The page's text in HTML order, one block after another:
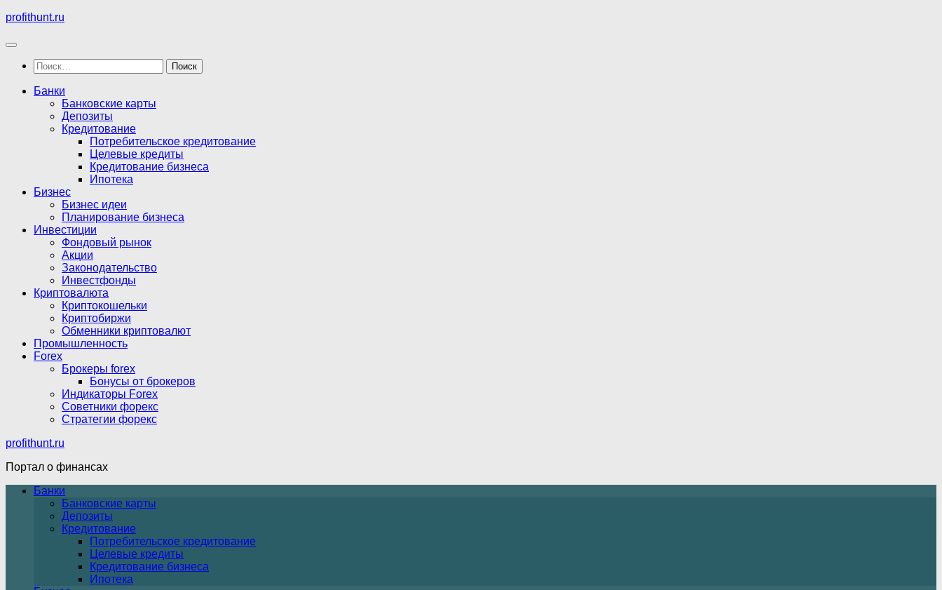
Перейти
содержимому
profithunt.ru
Найти:
Банки
Банковские карты
Депозиты
Кредитование
Потребительское кредитование
Целевые кредиты
Кредитование бизнеса
Ипотека
Бизнес
Бизнес идеи
Планирование бизнеса
Инвестиции
Фондовый рынок
Акции
Законодательство
Инвестфонды
Криптовалюта
Криптокошельки
Криптобиржи
Обменники криптовалют
Промышленность
Forex
Брокеры forex
Бонусы от брокеров
Индикаторы Forex
Советники форекс
Стратегии форекс
profithunt.ru
Портал о финансах
Банки
Банковские карты
Депозиты
Кредитование
Потребительское кредитование
Целевые кредиты
Кредитование бизнеса
Ипотека